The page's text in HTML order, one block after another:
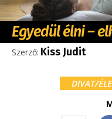
Egyedül élni –
Szerző: Kiss Judit
DIVAT/